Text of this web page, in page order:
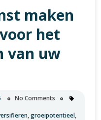
maken
het
van uw
No Comments
,groeipotentieel,